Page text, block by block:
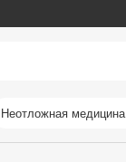
Неотложная медицина